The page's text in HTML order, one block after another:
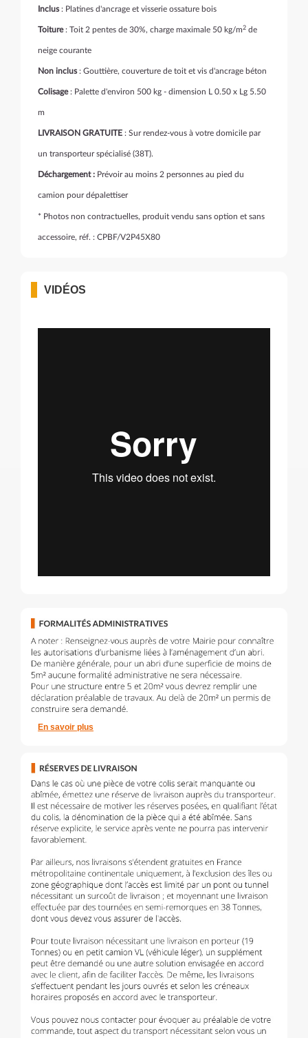
Inclus: Platines d'ancrage et visserie ossature bois
Toiture: Toit 2 pentes de 30%, charge maximale 50 kg/m2 de
neige courante
Non inclus: Gouttière, couverture de toit et vis d'ancrage béton
Colisage: Palette d'environ 500 kg - dimension L 0.50 x Lg 5.50
m
LIVRAISON GRATUITE : Sur rendez-vous à votre domicile par
un transporteur spécialisé (38T).
Déchargement : Prévoir au moins 2 personnes au pied du
camion pour dépalettiser
* Photos non contractuelles, produit vendu sans option et sans
accessoire, réf. : CPBF/V2P45X80
VIDÉOS
En savoir plus